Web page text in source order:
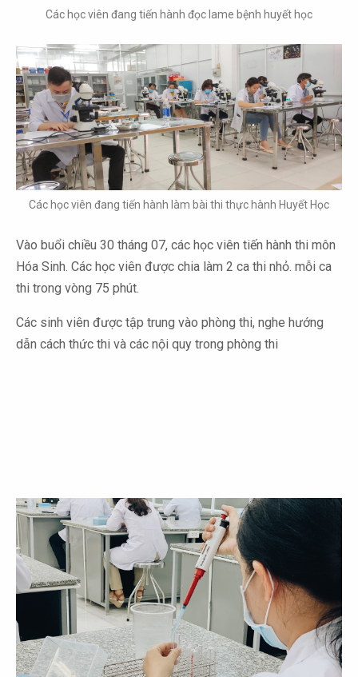
Các học viên đang tiến hành đọc lame bệnh huyết học
Các học viên đang tiến hành làm bài thi thực hành Huyết Học
Vào buổi chiều 30 tháng 07, các học viên tiến hành thi môn
Hóa Sinh. Các học viên được chia làm 2 ca thi nhỏ. mỗi ca
thi trong vòng 75 phút.
Các sinh viên được tập trung vào phòng thi, nghe hướng
dẫn cách thức thi và các nội quy trong phòng thi